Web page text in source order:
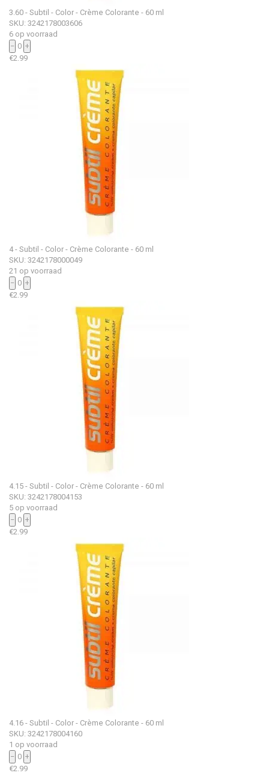
3.60 - Subtil - Color - Crème Colorante - 60 ml
SKU: 3242178003606
6 op voorraad
− 0 +
€2.99
4 - Subtil - Color - Crème Colorante - 60 ml
SKU: 3242178000049
21 op voorraad
− 0 +
€2.99
4.15 - Subtil - Color - Crème Colorante - 60 ml
SKU: 3242178004153
5 op voorraad
− 0 +
€2.99
4.16 - Subtil - Color - Crème Colorante - 60 ml
SKU: 3242178004160
1 op voorraad
− 0 +
€2.99